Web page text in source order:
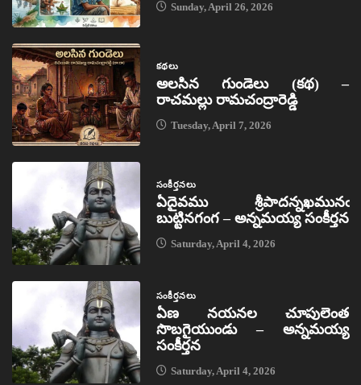
Sunday, April 26, 2026
కథలు
అలసిన గుండెలు (కథ) –
రాచమల్లు రామచంద్రారెడ్డి
Tuesday, April 7, 2026
సంకీర్తనలు
ఏదైవము శ్రీపాదన్నఖమునఁ
బుట్టినగంగ – అన్నమయ్య సంకీర్తన
Saturday, April 4, 2026
సంకీర్తనలు
ఏణ నయనల చూపులెంత
సొబగైయుండు – అన్నమయ్య
సంకీర్తన
Saturday, April 4, 2026